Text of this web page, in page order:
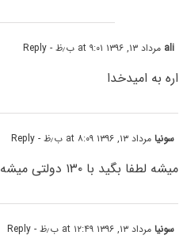
ali مرداد ۱۳, ۱۳۹۶ at ۹:۰۱ ب٫ظ - Reply
اره به امیدخدا
سونیامرداد ۱۳, ۱۳۹۶ at ۸:۰۹ ب٫ظ - Reply
میشه لطفا بگید با ۱۳۰ دولتی میشه قبول شد؟
سونیامرداد ۱۳, ۱۳۹۶ at ۱۲:۴۹ ب٫ظ - Reply